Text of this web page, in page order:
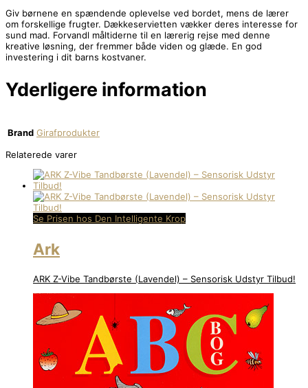
Giv børnene en spændende oplevelse ved bordet, mens de lærer
om forskellige frugter. Dækkeservietten vækker deres interesse for
sund mad. Forvandl måltiderne til en lærerig rejse med denne
kreative løsning, der fremmer både viden og glæde. En god
investering i dit barns kostvaner.
Yderligere information
Brand Girafprodukter
Relaterede varer
Se Prisen hos Den Intelligente Krop
Ark
ARK Z-Vibe Tandbørste (Lavendel) – Sensorisk Udstyr Tilbud!